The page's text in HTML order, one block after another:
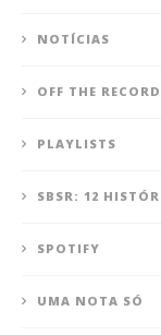
NOTÍCIAS
OFF THE RECORD
PLAYLISTS
SBSR: 12
SPOTIFY
UMA NOTA SÓ